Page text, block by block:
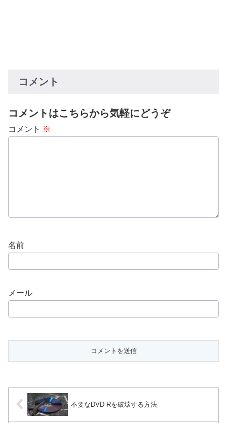
コメント
コメントはこちらから気軽にどうぞ
コメント ※
名前
メール
不要なDVD-Rを破壊する方法